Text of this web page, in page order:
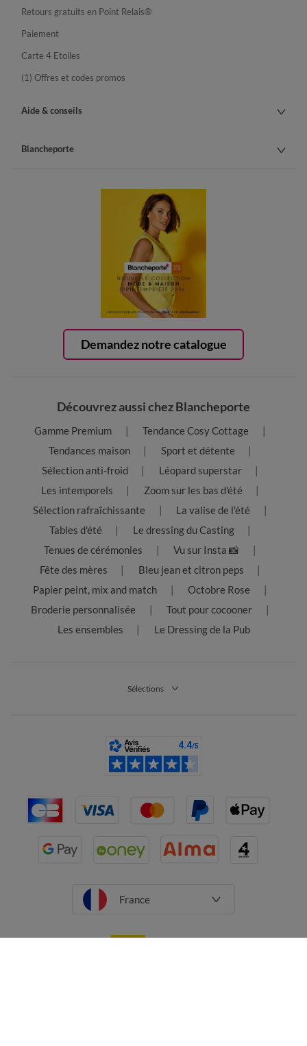
Demandez notre catalogue
Retours gratuits en Point Relais®
Paiement
Carte 4 Etoiles
(1) Offres et codes promos
Aide & conseils
Blancheporte
Découvrez aussi chez Blancheporte
Gamme Premium
Tendance Cosy Cottage
Tendances maison
Sport et détente
Sélection anti-froid
Léopard superstar
Les intemporels
Zoom sur les bas d'été
Sélection rafraîchissante
La valise de l'été
Tables d'été
Le dressing du Casting
Tenues de cérémonies
Vu sur Insta 📸
Fête des mères
Bleu jean et citron peps
Papier peint, mix and match
Octobre Rose
Broderie personnalisée
Tout pour cocooner
Les ensembles
Le Dressing de la Pub
Sélections
France